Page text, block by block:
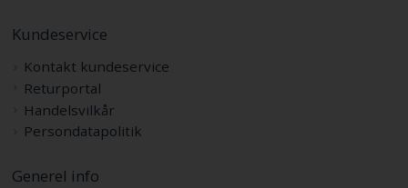
Kundeservice
Kontakt kundeservice
Returportal
Handelsvilkår
Persondatapolitik
Generel info